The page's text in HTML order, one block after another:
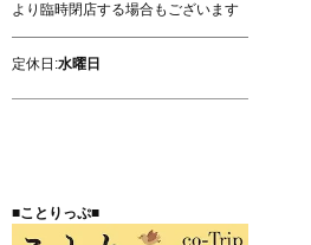
より臨時閉店する場合もございます
定休日:水曜日
■ことりっぷ■